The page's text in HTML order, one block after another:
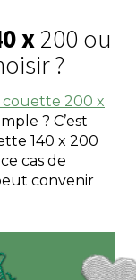
x200 ou
?
couette 200 x
? C’est
140 x 200
cas de
convenir